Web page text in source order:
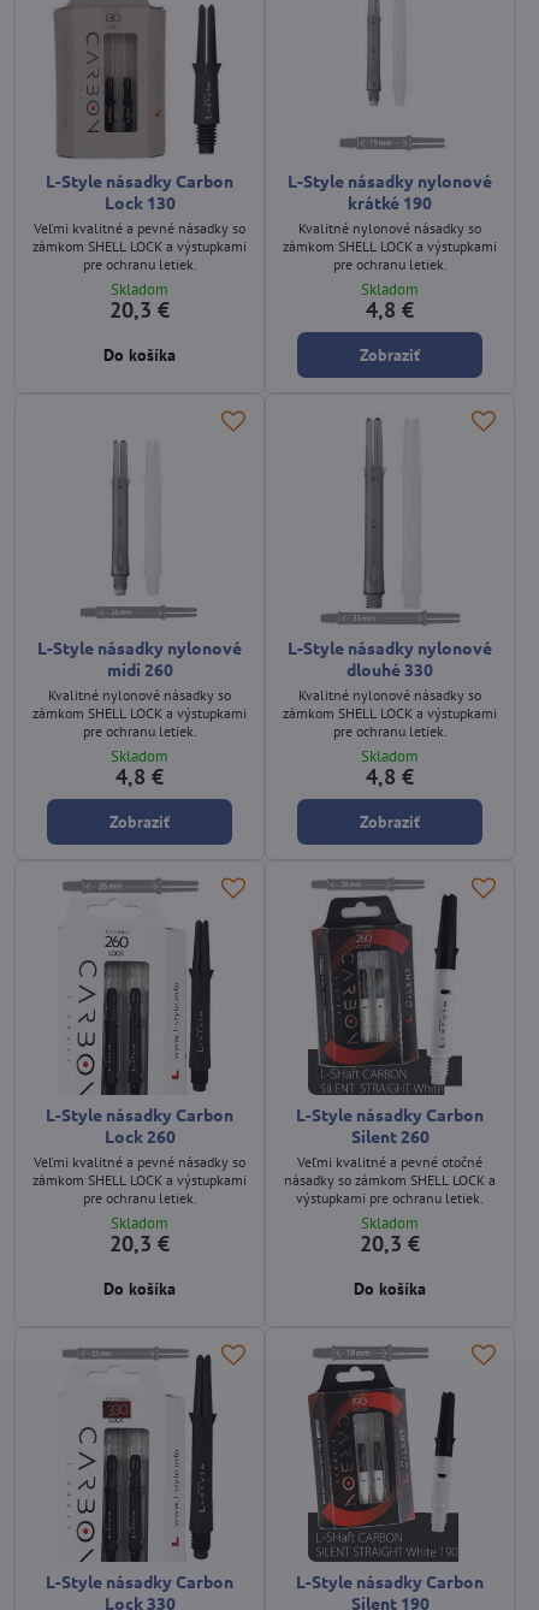
L-Style násadky Carbon
Lock 130
Veľmi kvalitné a pevné násadky so
zámkom SHELL LOCK a výstupkami
pre ochranu letiek.
Skladom
20,3 €
Do košíka
L-Style násadky nylonové
krátké 190
Kvalitné nylonové násadky so
zámkom SHELL LOCK a výstupkami
pre ochranu letiek.
Skladom
4,8 €
Zobraziť
L-Style násadky nylonové
midi 260
Kvalitné nylonové násadky so
zámkom SHELL LOCK a výstupkami
pre ochranu letiek.
Skladom
4,8 €
Zobraziť
L-Style násadky nylonové
dlouhé 330
Kvalitné nylonové násadky so
zámkom SHELL LOCK a výstupkami
pre ochranu letiek.
Skladom
4,8 €
Zobraziť
L-Style násadky Carbon
Lock 260
Veľmi kvalitné a pevné násadky so
zámkom SHELL LOCK a výstupkami
pre ochranu letiek.
Skladom
20,3 €
Do košíka
L-Style násadky Carbon
Silent 260
Veľmi kvalitné a pevné otočné
násadky so zámkom SHELL LOCK a
výstupkami pre ochranu letiek.
Skladom
20,3 €
Do košíka
L-Style násadky Carbon
Lock 330
L-Style násadky Carbon
Silent 190